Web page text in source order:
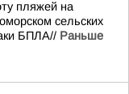
пляжей на
сельских
БПЛА// Раньше